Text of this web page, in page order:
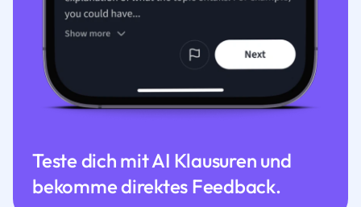
Teste dich mit AI Klausuren und
bekomme direktes Feedback.